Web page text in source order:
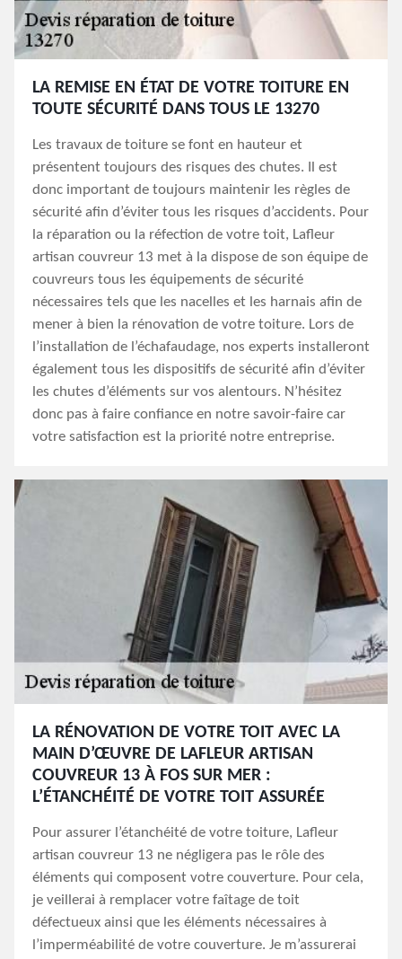
LA REMISE EN ÉTAT DE VOTRE TOITURE EN
TOUTE SÉCURITÉ DANS TOUS LE 13270
Les travaux de toiture se font en hauteur et
présentent toujours des risques des chutes. Il est
donc important de toujours maintenir les règles de
sécurité afin d’éviter tous les risques d’accidents. Pour
la réparation ou la réfection de votre toit, Lafleur
artisan couvreur 13 met à la dispose de son équipe de
couvreurs tous les équipements de sécurité
nécessaires tels que les nacelles et les harnais afin de
mener à bien la rénovation de votre toiture. Lors de
l’installation de l’échafaudage, nos experts installeront
également tous les dispositifs de sécurité afin d’éviter
les chutes d’éléments sur vos alentours. N’hésitez
donc pas à faire confiance en notre savoir-faire car
votre satisfaction est la priorité notre entreprise.
LA RÉNOVATION DE VOTRE TOIT AVEC LA
MAIN D’ŒUVRE DE LAFLEUR ARTISAN
COUVREUR 13 À FOS SUR MER :
L’ÉTANCHÉITÉ DE VOTRE TOIT ASSURÉE
Pour assurer l’étanchéité de votre toiture, Lafleur
artisan couvreur 13 ne négligera pas le rôle des
éléments qui composent votre couverture. Pour cela,
je veillerai à remplacer votre faîtage de toit
défectueux ainsi que les éléments nécessaires à
l’imperméabilité de votre couverture. Je m’assurerai